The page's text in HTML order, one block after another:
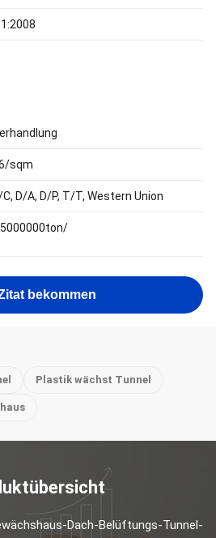
sqm
C, D/A, D/P, T/T, Western Union
bekommen
Plastik wächst Tunnel
Dach-Belüftungs-Tunnel-